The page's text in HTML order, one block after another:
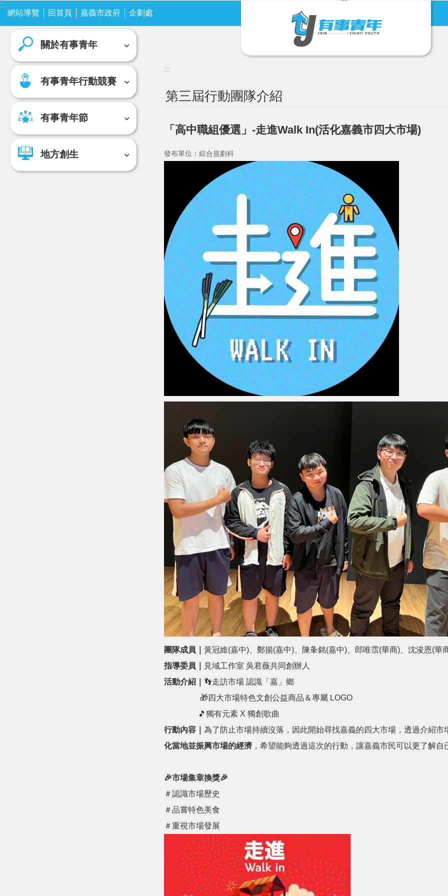
跳到主要內容區塊
關於有事青年
有事青年行動競賽
有事青年節
地方創生
:::
關於有事青年 有事青年行動競賽 有事青年節
網站導覽 回首頁 嘉義市政府 企劃處
:::
第三屆行動團隊介紹
「高中職組優選」-走進Walk In(活化嘉義市四大市場)
發布單位：綜合規劃科
團隊成員｜ 黃冠維(嘉中)、鄭揚(嘉中)、陳夆銘(嘉中)、郎唯霑(華商)、沈浚恩(華
指導委員｜
見域工作室 吳君薇共同創辦人
活動介紹｜ 👣走訪市場 認識「嘉」鄉
🎁四大市場特色文創公益商品＆專屬 LOGO
🎵獨有元素 X 獨創歌曲
行動內容｜ 為了防止市場持續沒落，因此開始尋找嘉義的四大市場，透過介紹
化當地並振興市場的經濟，希望能夠透過這次的行動，讓嘉義市民可以更了解自
🎉市場集章換獎🎉
＃認識市場歷史
＃品嘗特色美食
＃重視市場發展